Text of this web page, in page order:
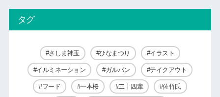
タグ
さしま神玉 ひなまつり イラスト
イルミネーション ガルパン テイクアウト
フード 一本桜 二十四輩 佐竹氏